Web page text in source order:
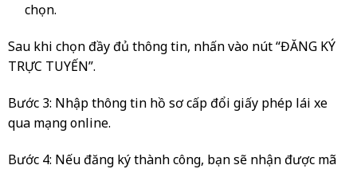
chọn.
Sau khi chọn đầy đủ thông tin, nhấn vào nút “ĐĂNG KÝ
TRỰC TUYẾN”.
Bước 3: Nhập thông tin hồ sơ cấp đổi giấy phép lái xe
qua mạng online.
Bước 4: Nếu đăng ký thành công, bạn sẽ nhận được mã